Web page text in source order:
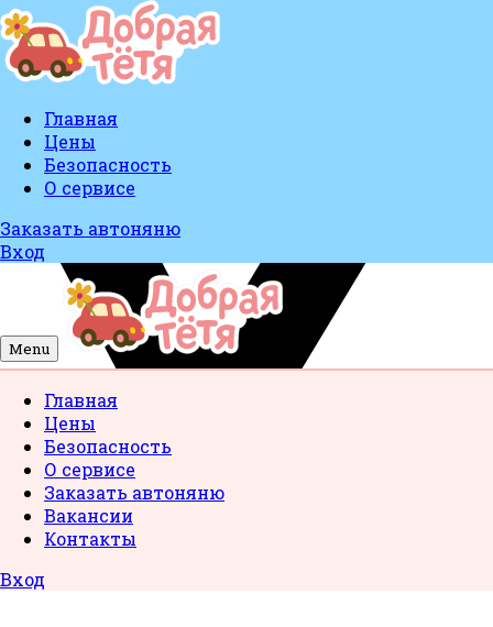
Главная
Цены
Безопасность
О сервисе
Заказать автоняню
Вход
Menu
Главная
Цены
Безопасность
О сервисе
Заказать автоняню
Вакансии
Контакты
Вход